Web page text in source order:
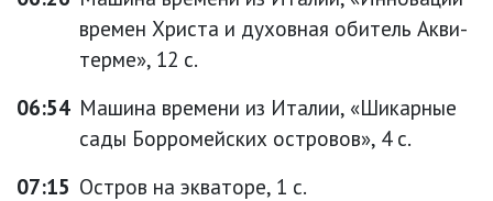
времен Христа и духовная обитель Акви-
терме», 12 с.
06:54 Машина времени из Италии, «Шикарные
сады Борромейских островов», 4 с.
07:15 Остров на экваторе, 1 с.